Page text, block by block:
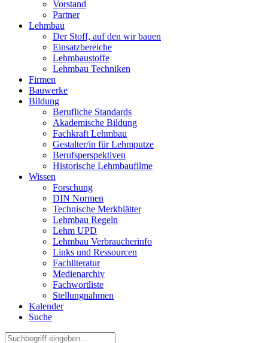
Vorstand
Partner
Lehmbau
Der Stoff, auf den wir bauen
Einsatzbereiche
Lehmbaustoffe
Lehmbau Techniken
Firmen
Bauwerke
Bildung
Berufliche Standards
Akademische Bildung
Fachkraft Lehmbau
Gestalter/in für Lehmputze
Berufsperspektiven
Historische Lehmbaufilme
Wissen
Forschung
DIN Normen
Technische Merkblätter
Lehmbau Regeln
Lehm UPD
Lehmbau Verbraucherinfo
Links und Ressourcen
Fachliteratur
Medienarchiv
Fachwortliste
Stellungnahmen
Kalender
Suche